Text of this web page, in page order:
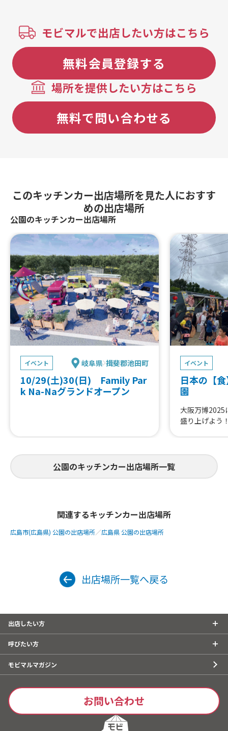
モビマルで出店したい方はこちら
無料会員登録する
場所を提供したい方はこちら
無料で問い合わせる
このキッチンカー出店場所を見た人におすす
めの出店場所
公園のキッチンカー出店場所
イベント 岐阜県 揖斐郡池田町
10/29(土)30(日) Family Par
k Na-Naグランドオープン
イベント
日本の【
園
大阪万博2025
盛り上げよう
公園のキッチンカー出店場所一覧
関連するキッチンカー出店場所
広島市(広島県) 公園の出店場所／広島県 公園の出店場所
出店場所一覧へ戻る
出店したい方
呼びたい方
モビマルマガジン
お問い合わせ